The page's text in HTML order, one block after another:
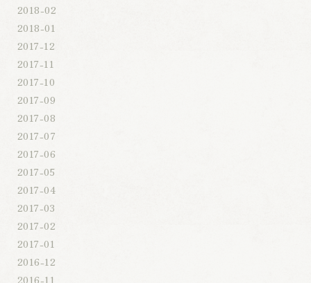
2018-02
2018-01
2017-12
2017-11
2017-10
2017-09
2017-08
2017-07
2017-06
2017-05
2017-04
2017-03
2017-02
2017-01
2016-12
2016-11